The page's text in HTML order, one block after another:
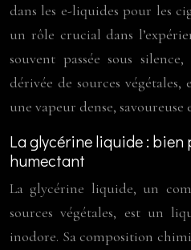
dans les e-liquides pour les
un rôle crucial dans
souvent passée sous
dérivée de sources
une vapeur dense, savoureuse
La glycérine liquide : bien
humectant
La glycérine liquide, un
sources végétales, est un
inodore. Sa composition